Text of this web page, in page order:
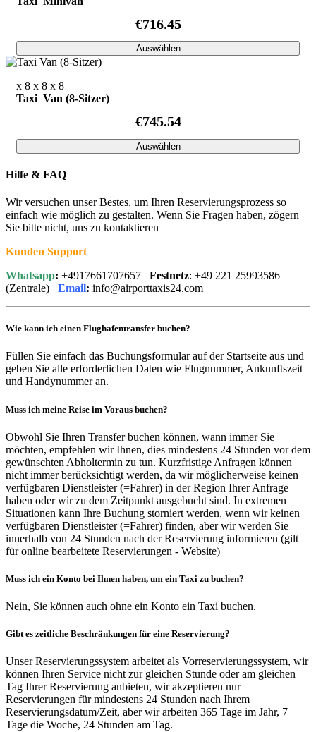
€716.45
Auswählen
x 8 x 8 x 8
Taxi Van (8-Sitzer)
€745.54
Auswählen
Hilfe & FAQ
Wir versuchen unser Bestes, um Ihren Reservierungsprozess so
einfach wie möglich zu gestalten. Wenn Sie Fragen haben, zögern
Sie bitte nicht, uns zu kontaktieren
Kunden Support
Whatsapp: +4917661707657 Festnetz: +49 221 25993586
(Zentrale) Email: info@airporttaxis24.com
Wie kann ich einen Flughafentransfer buchen?
Füllen Sie einfach das Buchungsformular auf der Startseite aus und
geben Sie alle erforderlichen Daten wie Flugnummer, Ankunftszeit
und Handynummer an.
Muss ich meine Reise im Voraus buchen?
Obwohl Sie Ihren Transfer buchen können, wann immer Sie
möchten, empfehlen wir Ihnen, dies mindestens 24 Stunden vor dem
gewünschten Abholtermin zu tun. Kurzfristige Anfragen können
nicht immer berücksichtigt werden, da wir möglicherweise keinen
verfügbaren Dienstleister (=Fahrer) in der Region Ihrer Anfrage
haben oder wir zu dem Zeitpunkt ausgebucht sind. In extremen
Situationen kann Ihre Buchung storniert werden, wenn wir keinen
verfügbaren Dienstleister (=Fahrer) finden, aber wir werden Sie
innerhalb von 24 Stunden nach der Reservierung informieren (gilt
für online bearbeitete Reservierungen - Website)
Muss ich ein Konto bei Ihnen haben, um ein Taxi zu buchen?
Nein, Sie können auch ohne ein Konto ein Taxi buchen.
Gibt es zeitliche Beschränkungen für eine Reservierung?
Unser Reservierungssystem arbeitet als Vorreservierungssystem, wir
können Ihren Service nicht zur gleichen Stunde oder am gleichen
Tag Ihrer Reservierung anbieten, wir akzeptieren nur
Reservierungen für mindestens 24 Stunden nach Ihrem
Reservierungsdatum/Zeit, aber wir arbeiten 365 Tage im Jahr, 7
Tage die Woche, 24 Stunden am Tag.